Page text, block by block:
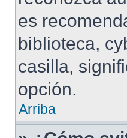
es
biblioteca,
casilla,
opción.
Arriba